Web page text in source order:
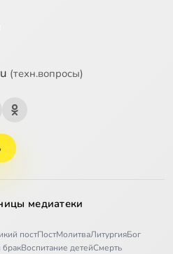
(техн.вопросы)
медиатеки
постПостМолитваЛитургияБог
бракВоспитание детейСмерть